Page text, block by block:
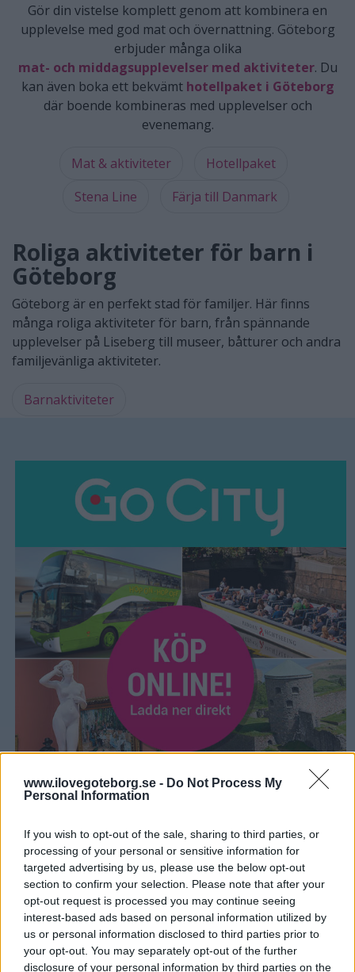
www.ilovegoteborg.se - Do Not Process My
Personal Information
If you wish to opt-out of the sale, sharing to third parties, or
processing of your personal or sensitive information for
targeted advertising by us, please use the below opt-out
section to confirm your selection. Please note that after your
opt-out request is processed you may continue seeing
interest-based ads based on personal information utilized by
us or personal information disclosed to third parties prior to
your opt-out. You may separately opt-out of the further
disclosure of your personal information by third parties on the
Gör din vistelse komplett genom att kombinera en
upplevelse med god mat och övernattning. Göteborg
erbjuder många olika
mat- och middagsupplevelser med aktiviteter. Du
kan även boka ett bekvämt hotellpaket i Göteborg
där boende kombineras med upplevelser och
evenemang.
Mat & aktiviteter
Hotellpaket
Stena Line
Färja till Danmark
Roliga aktiviteter för barn i
Göteborg
Göteborg är en perfekt stad för familjer. Här finns
många roliga aktiviteter för barn, från spännande
upplevelser på Liseberg till museer, båtturer och andra
familjevänliga aktiviteter.
Barnaktiviteter
GO CITY GOTHENBURG PASS
Ett Göteborg turistkort fyllt med fria
inträden!
Med ett Go City Gothenburg Pass kan du upptäcka
Göteborg till rabatterat pris. Detta Göteborgskort är fyllt
med inträden till sevärdheter, museum och sightseeing.
Du betalar ett fast pris för kortet som gäller för olika